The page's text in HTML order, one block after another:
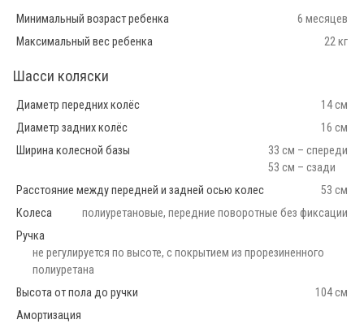
Минимальный возраст ребенка
6 месяцев
Максимальный вес ребенка
22 кг
Шасси коляски
Диаметр передних колёс
14 см
Диаметр задних колёс
16 см
Ширина колесной базы
33 см – спереди
53 см – сзади
Расстояние между передней и задней осью колес
53 см
Колеса
полиуретановые, передние поворотные без фиксации
Ручка
не регулируется по высоте, с покрытием из прорезиненного
полиуретана
Высота от пола до ручки
104 см
Амортизация